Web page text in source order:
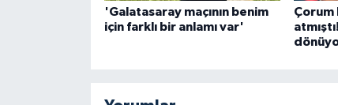
'Galatasaray maçının benim
için farklı bir anlamı var'
Çorum